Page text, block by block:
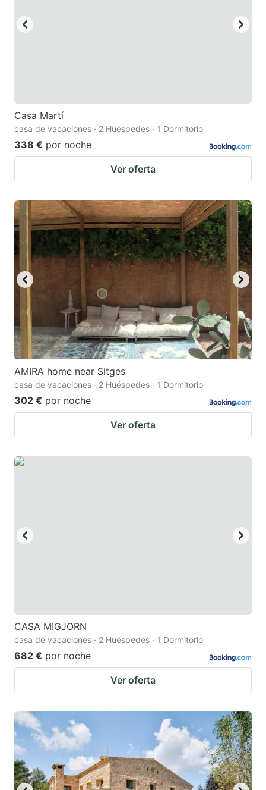
Casa Martí
casa de vacaciones · 2 Huéspedes · 1 Dormitorio
338 € por noche
Ver oferta
AMIRA home near Sitges
casa de vacaciones · 2 Huéspedes · 1 Dormitorio
302 € por noche
Ver oferta
CASA MIGJORN
casa de vacaciones · 2 Huéspedes · 1 Dormitorio
682 € por noche
Ver oferta